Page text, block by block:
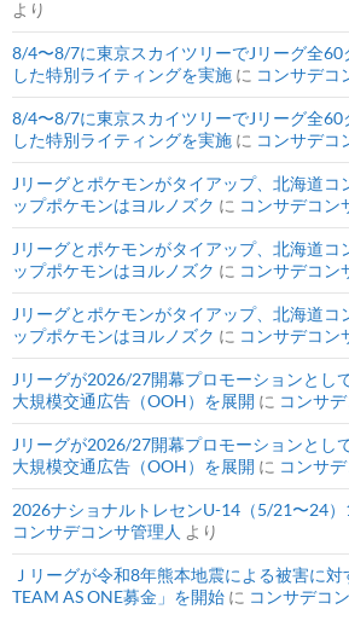
より
8/4〜8/7に東京スカイツリーでJリーグ全60
した特別ライティングを実施 に コンサデコ
8/4〜8/7に東京スカイツリーでJリーグ全60
した特別ライティングを実施 に コンサデコ
Jリーグとポケモンがタイアップ、北海道コ
ップポケモンはヨルノズク に コンサデコン
Jリーグとポケモンがタイアップ、北海道コ
ップポケモンはヨルノズク に コンサデコン
Jリーグとポケモンがタイアップ、北海道コ
ップポケモンはヨルノズク に コンサデコン
Jリーグが2026/27開幕プロモーションとし
大規模交通広告（OOH）を展開 に コンサ
Jリーグが2026/27開幕プロモーションとし
大規模交通広告（OOH）を展開 に コンサ
2026ナショナルトレセンU-14（5/21〜24
コンサデコンサ管理人 より
Ｊリーグが令和8年熊本地震による被害に
TEAM AS ONE募金」を開始 に コンサデコ